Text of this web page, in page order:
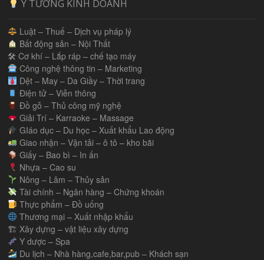
Ý TƯỞNG KINH DOANH
Luật – Thuế – Dịch vụ pháp lý
Bất động sản – Nội Thất
🛠 Cơ khí – Lắp ráp – chế tạo máy
Công nghệ thông tin – Marketing
Dệt – May – Da Giầy – Thời trang
Điện tử – Viễn thông
Đồ gỗ – Thủ công mỹ nghệ
Giải Trí – Karraoke – Massage
GIáo dục – Du học – Xuất khẩu Lao động
Giao nhận – Vận tải – ô tô – kho bãi
Giấy – Bao bì – In ấn
Nhựa – Cao su
Nông – Lâm – Thủy sản
Tài chính – Ngân hàng – Chứng khoán
Thực phẩm – Đồ uống
Thương mại – Xuất nhập khẩu
🏗 Xây dựng – vật liệu xây dựng
Y dược – Spa
Du lịch – Nhà hàng,cafe,bar,pub – Khách sạn